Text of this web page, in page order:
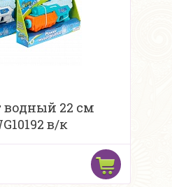
водный 22 см
в/к